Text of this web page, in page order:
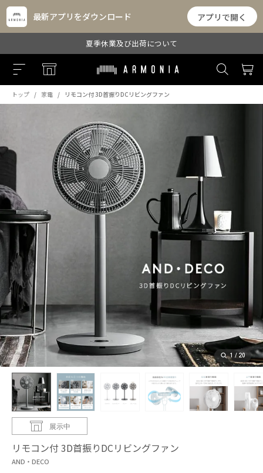
最新アプリをダウンロード アプリで開く
夏季休業及び出荷について
トップ 家電 リモコン付 3D首振りDCリビングファン
1 / 20
展示中
AND・DECO
リモコン付 3D首振りDCリビングファン